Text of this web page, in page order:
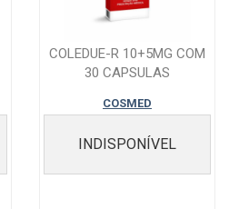
COLEDUE-R 10+5MG COM
30 CAPSULAS
COSMED
INDISPONÍVEL